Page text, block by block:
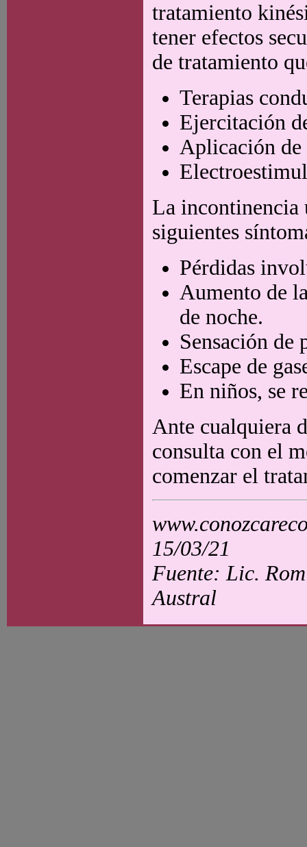
tratamiento
tener efectos
de tratamiento
Terapias
Ejercitación
Aplicación de
La incontinencia
siguientes
Pérdidas
Aumento de
de noche.
Sensación de
Escape de
En niños, se
Ante cualquiera
consulta con el
comenzar el
15/03/21
Fuente: Lic.
Austral